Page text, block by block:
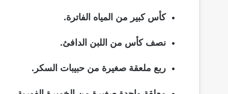
كأس كبير من المياه الفاترة.
نصف كأس من اللبن الدافئ.
ربع ملعقة صغيرة من حبيبات السكر.